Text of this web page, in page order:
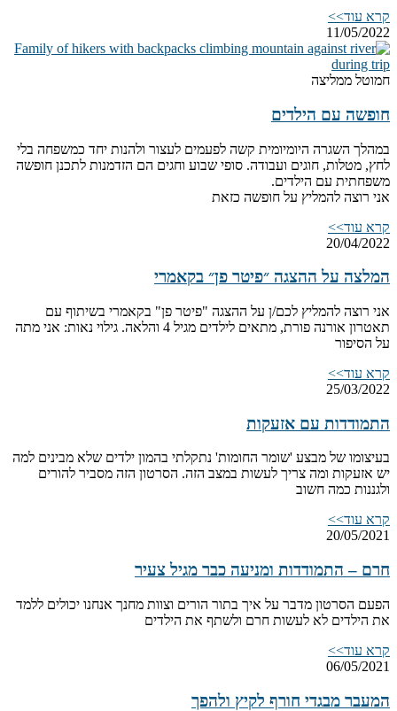
קרא עוד>>
11/05/2022
חמוטל ממליצה
חופשה עם הילדים
במהלך השגרה היומיומית קשה לפעמים לעצור ולהנות יחד כמשפחה בלי
לחץ, מטלות, חוגים ועבודה. סופי שבוע וחגים הם הזדמנות לתכנן חופשה
משפחתית עם הילדים.
אני רוצה להמליץ על חופשה כזאת
קרא עוד>>
20/04/2022
המלצה על ההצגה ״פיטר פן״ בקאמרי
אני רוצה להמליץ לכם/ן על ההצגה "פיטר פן" בקאמרי בשיתוף עם
תאטרון אורנה פורת, מתאים לילדים מגיל 4 והלאה. גילוי נאות: אני מתה
על הסיפור
קרא עוד>>
25/03/2022
התמודדות עם אזעקות
בעיצומו של מבצע 'שומר החומות' נתקלתי בהמון ילדים שלא מבינים למה
יש אזעקות ומה צריך לעשות במצב הזה. הסרטון הזה מסביר להורים
ולגננות כמה חשוב
קרא עוד>>
20/05/2021
חרם – התמודדות ומניעה כבר מגיל צעיר
הפעם הסרטון מדבר על איך בתור הורים וצוות מחנך אנחנו יכולים ללמד
את הילדים לא לעשות חרם ולשתף את הילדים
קרא עוד>>
06/05/2021
המעבר מבגדי חורף לקיץ ולהפך